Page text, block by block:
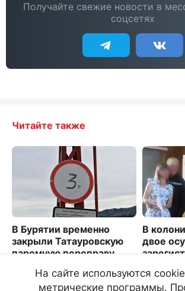
Получайте свежие новости в
соцсетях
Читайте также
В Бурятии временно
закрыли Татауровскую
паромную переправу
1036
В
двое
2305
На сайте используются
метрические программы.